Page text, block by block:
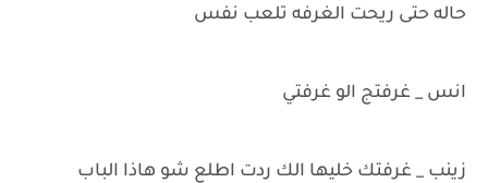
حاله حتى ريحت الغرفه تلعب نفس
انس _ غرفتج الو غرفتي
زينب _ غرفتك خليها الك ردت اطلع شو هاذا الباب